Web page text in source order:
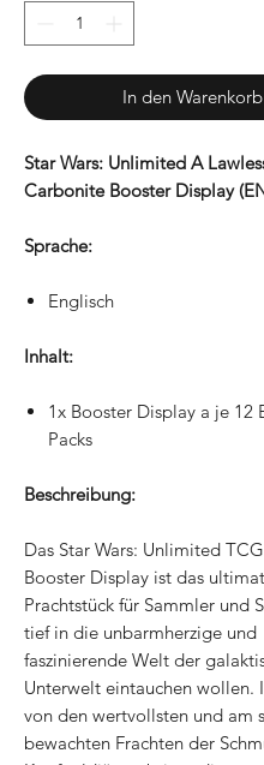
In den Warenkorb
Star Wars: Unlimited A
Carbonite Booster Display
Sprache:
Englisch
Inhalt:
1x Booster Display a je 12
Packs
Beschreibung:
Das Star Wars: Unlimited
Booster Display ist das
Prachtstück für Sammler und
tief in die unbarmherzige und
faszinierende Welt der
Unterwelt eintauchen wollen.
von den wertvollsten und am
bewachten Frachten der